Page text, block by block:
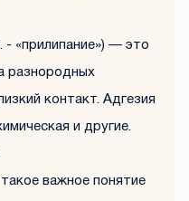
- «прилипание») — это
разнородных
контакт. Адгезия
и другие.
важное понятие